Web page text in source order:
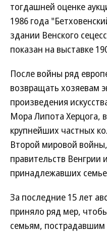
тогдашней оценке
1986 года
здании Венского
показан на выставке
После войны ряд
возвращать хозяевам
произведения
Мора Липота Херцога,
крупнейших частных
Второй мировой
правительств Венгрии
принадлежавших
За последние 15 лет
приняло ряд мер,
семьям, пострадавшим